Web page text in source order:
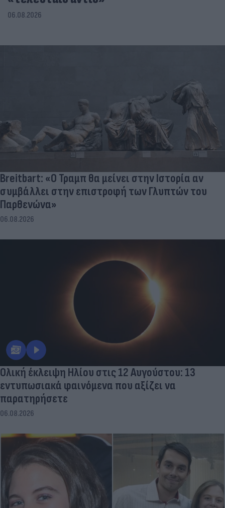
06.08.2026
Breitbart: «Ο Τραμπ θα μείνει στην Ιστορία αν
συμβάλλει στην επιστροφή των Γλυπτών του
Παρθενώνα»
06.08.2026
Ολική έκλειψη Ηλίου στις 12 Αυγούστου: 13
εντυπωσιακά φαινόμενα που αξίζει να
παρατηρήσετε
06.08.2026